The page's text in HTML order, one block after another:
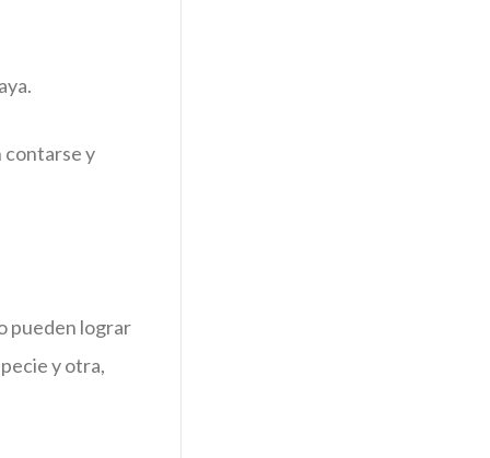
contarse y
pueden lograr
y otra,